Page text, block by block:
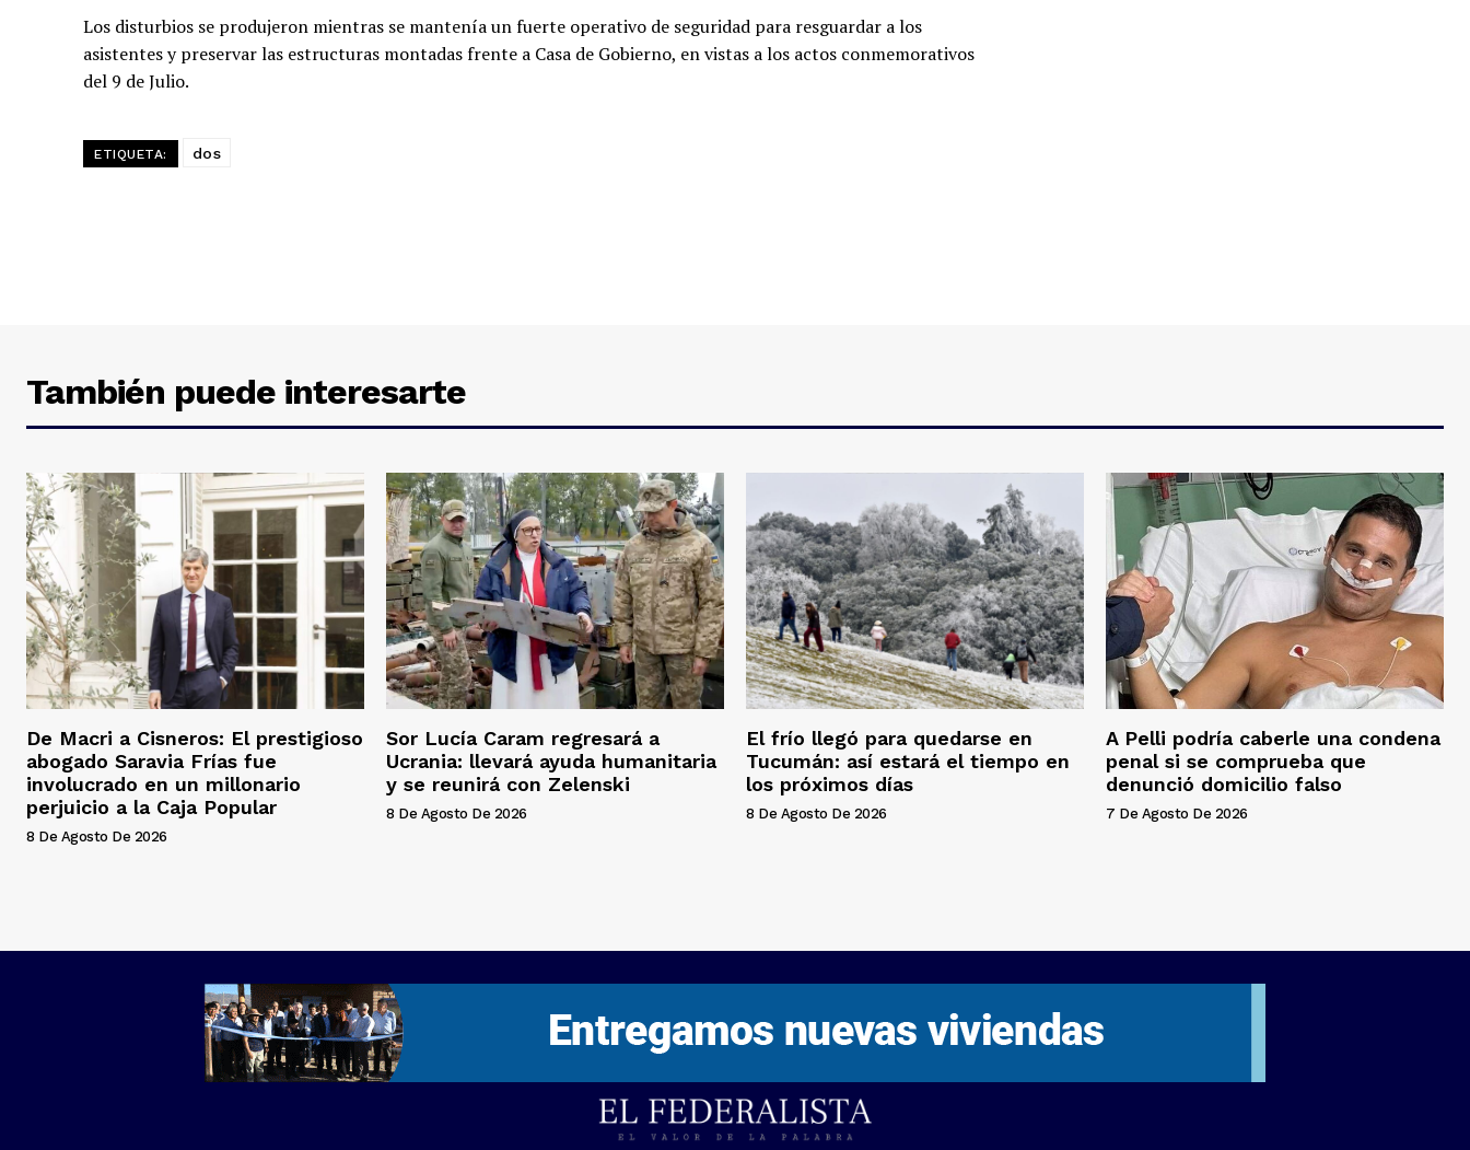
Los disturbios se produjeron mientras se mantenía un fuerte operativo de seguridad para resguardar a los
asistentes y preservar las estructuras montadas frente a Casa de Gobierno, en vistas a los actos conmemorativos
del 9 de Julio.
ETIQUETA: dos
También puede interesarte
De Macri a Cisneros: El prestigioso
abogado Saravia Frías fue
involucrado en un millonario
perjuicio a la Caja Popular
8 De Agosto De 2026
Sor Lucía Caram regresará a
Ucrania: llevará ayuda humanitaria
y se reunirá con Zelenski
8 De Agosto De 2026
El frío llegó para quedarse en
Tucumán: así estará el tiempo en
los próximos días
8 De Agosto De 2026
A Pelli podría caberle una condena
penal si se comprueba que
denunció domicilio falso
7 De Agosto De 2026